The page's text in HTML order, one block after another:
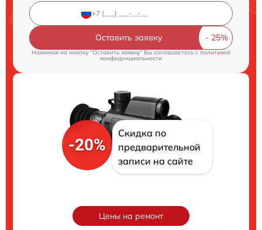
Оставить заявку
Нажимая на кнопку "Оставить заявку" Вы соглашаетесь cполитикой
конфиденциальности
-20%
Скидка по
предварительной
записи на сайте
Цены на ремонт